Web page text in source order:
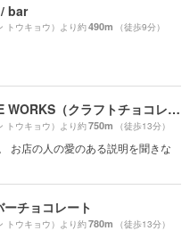
bar
トウキョウ）より約490m （徒歩9分）
CRAFT CHOCOLATE WORKS（クラフトチョコレートワークス）
トウキョウ）より約750m （徒歩13分）
お店の人の愛のある説明を聞きな
チョコレート
トウキョウ）より約780m （徒歩13分）